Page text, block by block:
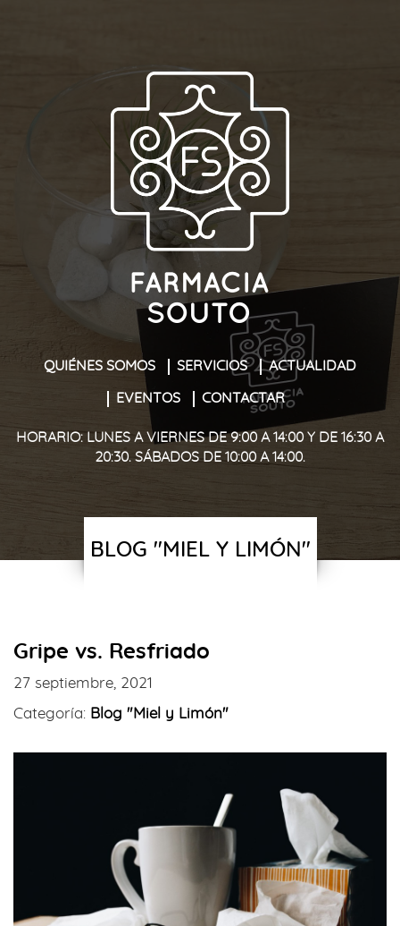
QUIÉNES SOMOS SERVICIOS ACTUALIDAD
EVENTOS CONTACTAR
HORARIO: LUNES A VIERNES DE 9:00 A 14:00 Y DE 16:30 A
20:30. SÁBADOS DE 10:00 A 14:00.
BLOG "MIEL Y LIMÓN"
Gripe vs. Resfriado
27 septiembre, 2021
Categoría: Blog "Miel y Limón"